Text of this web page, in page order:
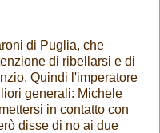
di Puglia, che
di ribellarsi e di
Quindi l'imperatore
generali: Michele
in contatto con
disse di no ai due